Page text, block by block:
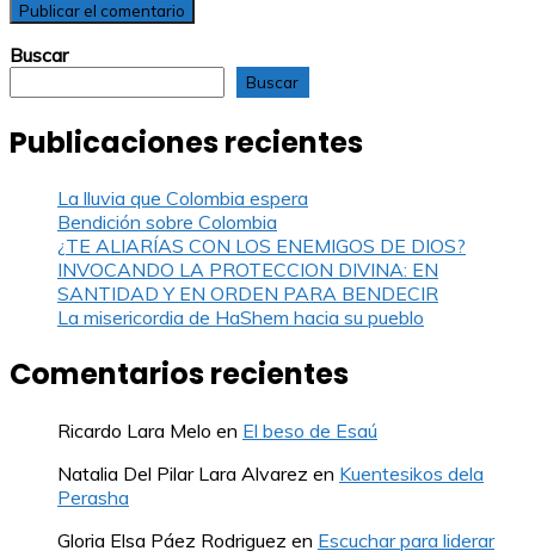
Buscar
Buscar
Publicaciones recientes
La lluvia que Colombia espera
Bendición sobre Colombia
¿TE ALIARÍAS CON LOS ENEMIGOS DE DIOS?
INVOCANDO LA PROTECCION DIVINA: EN
SANTIDAD Y EN ORDEN PARA BENDECIR
La misericordia de HaShem hacia su pueblo
Comentarios recientes
Ricardo Lara Melo en El beso de Esaú
Natalia Del Pilar Lara Alvarez en Kuentesikos dela
Perasha
Gloria Elsa Páez Rodriguez en Escuchar para liderar